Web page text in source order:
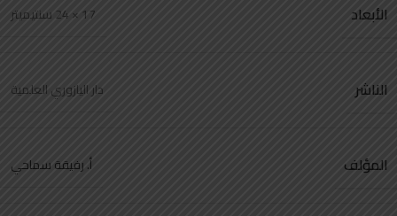
الأبعاد 17 × 24 سنتيميتر
الناشر دار اليازوري العلمية
المؤلف أ. رفيقة سماحي